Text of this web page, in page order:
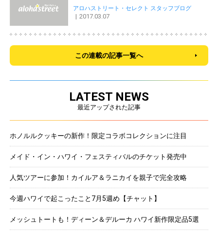
アロハストリート・セレクト スタッフブログ
2017.03.07
この連載の記事一覧へ
LATEST NEWS
最近アップされた記事
ホノルルクッキーの新作！限定コラボコレクションに注目
メイド・イン・ハワイ・フェスティバルのチケット発売中
人気ツアーに参加！カイルア＆ラニカイを親子で完全攻略
今週ハワイで起こったこと7月5週め【チャット】
メッシュトートも！ディーン＆デルーカ ハワイ新作限定品5選